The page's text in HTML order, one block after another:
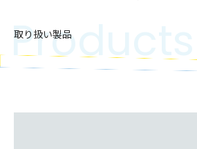
取り扱い製品
Products